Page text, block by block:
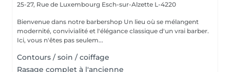
25-27, Rue de Luxembourg Esch-sur-Alzette L-4220
Bienvenue dans notre barbershop Un lieu où se mélangent
modernité, convivialité et l'élégance classique d'un vrai barber.
Ici, vous n'êtes pas seulem...
Contours / soin / coiffage
Rasage complet à l'ancienne